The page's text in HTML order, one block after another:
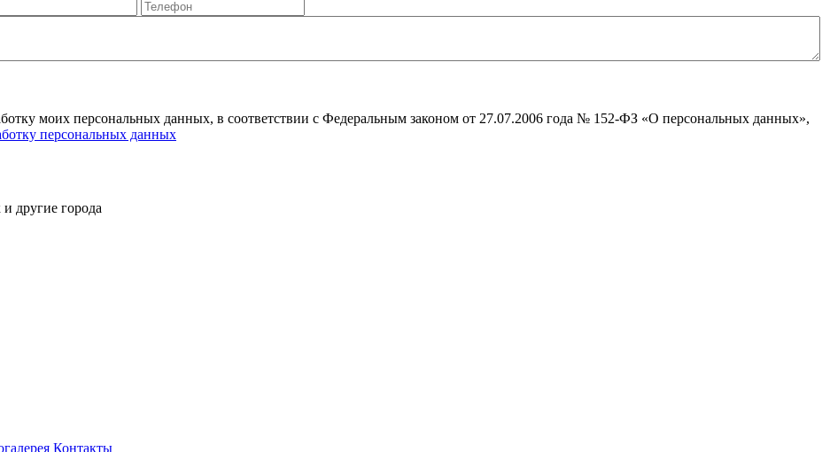
моих персональных данных, в соответствии с Федеральным законом от 27.07.2006 года № 152-ФЗ «О персональных данных»,
персональных данных
другие города
Контакты